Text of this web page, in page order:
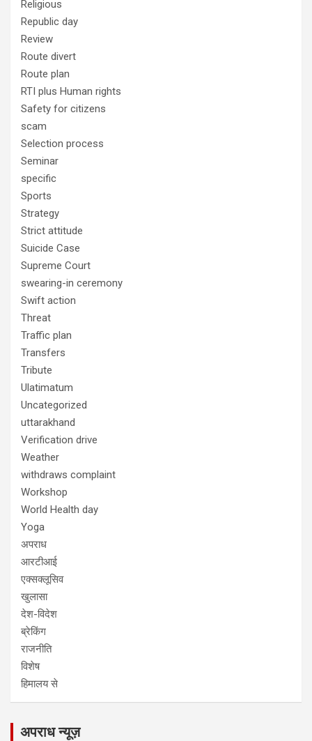
Religious
Republic day
Review
Route divert
Route plan
RTI plus Human rights
Safety for citizens
scam
Selection process
Seminar
specific
Sports
Strategy
Strict attitude
Suicide Case
Supreme Court
swearing-in ceremony
Swift action
Threat
Traffic plan
Transfers
Tribute
Ulatimatum
Uncategorized
uttarakhand
Verification drive
Weather
withdraws complaint
Workshop
World Health day
Yoga
अपराध
आरटीआई
एक्सक्लूसिव
खुलासा
देश-विदेश
ब्रेकिंग
राजनीति
विशेष
हिमालय से
अपराध न्यूज़